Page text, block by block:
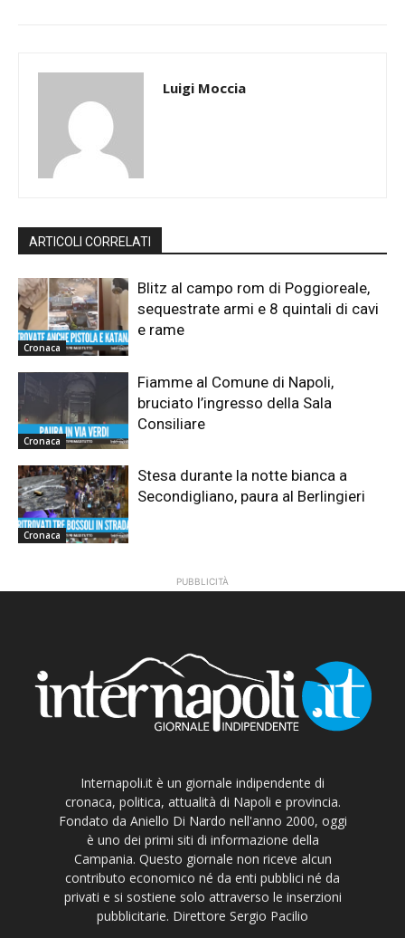
Luigi Moccia
ARTICOLI CORRELATI
Cronaca
Blitz al campo rom di Poggioreale,
sequestrate armi e 8 quintali di cavi
e rame
Cronaca
Fiamme al Comune di Napoli,
bruciato l’ingresso della Sala
Consiliare
Cronaca
Stesa durante la notte bianca a
Secondigliano, paura al Berlingieri
PUBBLICITÀ
Internapoli.it è un giornale indipendente di
cronaca, politica, attualità di Napoli e provincia.
Fondato da Aniello Di Nardo nell'anno 2000, oggi
è uno dei primi siti di informazione della
Campania. Questo giornale non riceve alcun
contributo economico né da enti pubblici né da
privati e si sostiene solo attraverso le inserzioni
pubblicitarie. Direttore Sergio Pacilio